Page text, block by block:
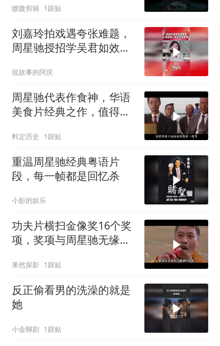
嗷嗷剪辑 1跟贴
刘嘉玲拍戏遇夸张难题，
周星驰授招学吴君如效果
侃故事的阿庆
周星驰代表作食神，华语
美食片经典之作，值得深
料定历史 1跟贴
重温周星驰经典粤语片
段，每一帧都是回忆杀
小影的娱乐
功夫片横扫金像奖16个奖
项，奖项与周星驰无缘，
果然探影 1跟贴
反正偷看男的洗澡的就是
她
小金聊剧 1跟贴